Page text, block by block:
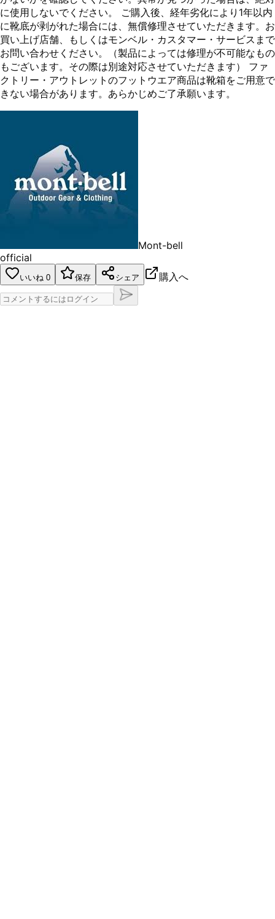
に使用しないでください。 ご購入後、経年劣化により1年以内
に靴底が剥がれた場合には、無償修理させていただきます。お
買い上げ店舗、もしくはモンベル・カスタマー・サービスまで
お問い合わせください。（製品によっては修理が不可能なもの
もございます。その際は別途対応させていただきます） ファ
クトリー・アウトレットのフットウエア商品は靴箱をご用意で
きない場合があります。あらかじめご了承願います。
Mont-bell
official
いいね 0 保存 シェア 購入へ